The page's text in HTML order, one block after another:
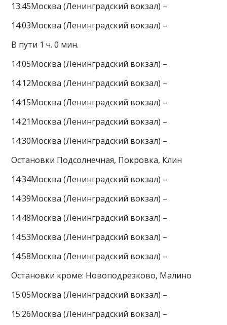
13:45Москва (Ленинградский вокзал) –
14:03Москва (Ленинградский вокзал) –
В пути 1 ч. 0 мин.
14:05Москва (Ленинградский вокзал) –
14:12Москва (Ленинградский вокзал) –
14:15Москва (Ленинградский вокзал) –
14:21Москва (Ленинградский вокзал) –
14:30Москва (Ленинградский вокзал) –
Остановки Подсолнечная, Покровка, Клин
14:34Москва (Ленинградский вокзал) –
14:39Москва (Ленинградский вокзал) –
14:48Москва (Ленинградский вокзал) –
14:53Москва (Ленинградский вокзал) –
14:58Москва (Ленинградский вокзал) –
Остановки кроме: Новоподрезково, Малино
15:05Москва (Ленинградский вокзал) –
15:26Москва (Ленинградский вокзал) –